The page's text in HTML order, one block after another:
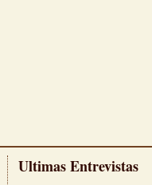
Ultimas Entrevistas